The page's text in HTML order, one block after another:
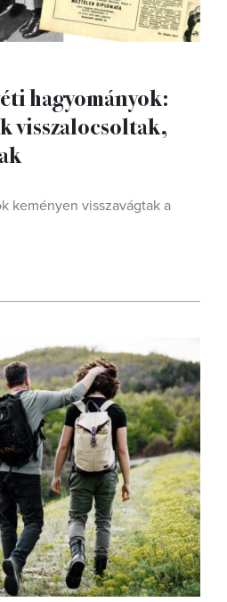
hagyományok:
visszalocsoltak,
keményen visszavágtak a